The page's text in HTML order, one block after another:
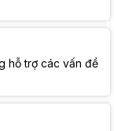
hỗ trợ các vấn đề